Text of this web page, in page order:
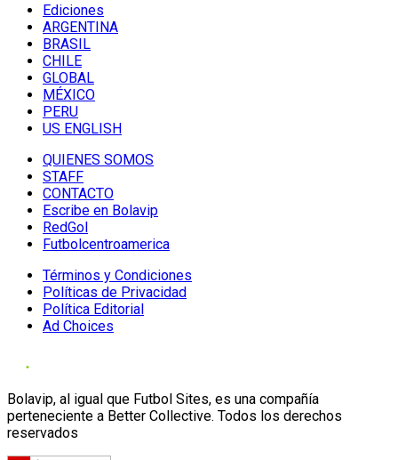
Ediciones
ARGENTINA
BRASIL
CHILE
GLOBAL
MÉXICO
PERU
US ENGLISH
QUIENES SOMOS
STAFF
CONTACTO
Escribe en Bolavip
RedGol
Futbolcentroamerica
Términos y Condiciones
Políticas de Privacidad
Política Editorial
Ad Choices
Bolavip, al igual que Futbol Sites, es una compañía
perteneciente a Better Collective. Todos los derechos
reservados